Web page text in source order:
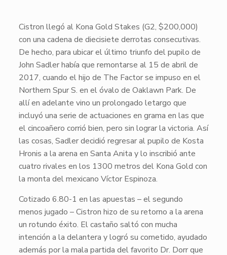
​Cistron llegó al Kona Gold Stakes (G2, $200,000)
con una cadena de diecisiete derrotas consecutivas.
De hecho, para ubicar el último triunfo del pupilo de
John Sadler había que remontarse al 15 de abril de
2017, cuando el hijo de The Factorse impuso en el
Northern Spur S. en el óvalo de Oaklawn Park. De
allí en adelante vino un prolongado letargo que
incluyó una serie de actuaciones en grama en las que
el cincoañero corrió bien, pero sin lograr la victoria. Así
las cosas, Sadler decidió regresar al pupilo de Kosta
Hronis a la arena en Santa Anita y lo inscribió ante
cuatro rivales en los 1300 metros del Kona Gold con
la monta del mexicano Víctor Espinoza.
Cotizado 6.80-1 en las apuestas – el segundo
menos jugado –Cistron hizo de su retorno a la arena
un rotundo éxito. El castaño saltó con mucha
intención a la delantera y logró su cometido, ayudado
además por la mala partida del favorito Dr. Dorrque